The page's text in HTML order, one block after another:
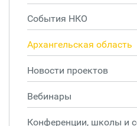
События НКО
Архангельская область
Новости проектов
Вебинары
Конференции, школы и